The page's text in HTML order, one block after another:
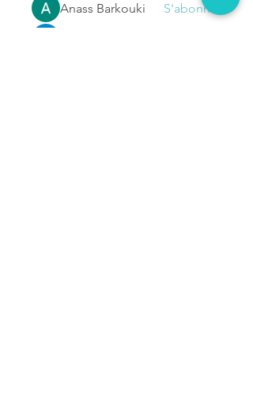
Anass Barkouki S'abonner